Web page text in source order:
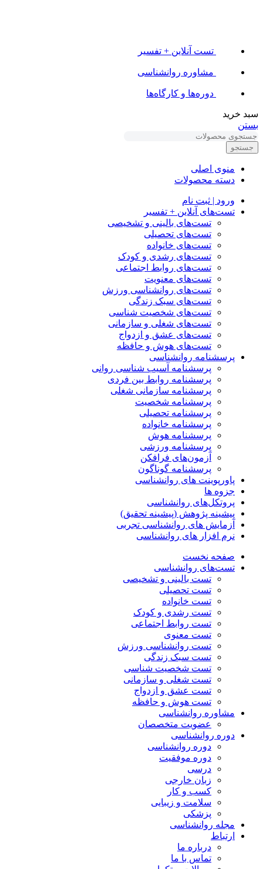
تست آنلاین + تفسیر
مشاوره روانشناسی
دوره‌ها و کارگاه‌ها
سبد خرید
بستن
جستجو
منوی اصلی
دسته محصولات
ورود | ثبت نام
تست‌های آنلاین + تفسیر
تست‌های بالینی و تشخیصی
تست‌های تحصیلی
تست‌های خانواده
تست‌های رشدی و کودک
تست‌های روابط اجتماعی
تست‌های معنویت
تست‌های روانشناسی ورزش
تست‌های سبک زندگی
تست‌های شخصیت شناسی
تست‌های شغلی و سازمانی
تست‌های عشق و ازدواج
تست‌های هوش و حافظه
پرسشنامه روانشناسی
پرسشنامه آسیب شناسی روانی
پرسشنامه روابط بین فردی
پرسشنامه سازمانی شغلی
پرسشنامه شخصیت
پرسشنامه تحصیلی
پرسشنامه خانواده
پرسشنامه هوش
پرسشنامه ورزشی
آزمون‌های فرافکن
پرسشنامه گوناگون
پاورپوینت های روانشناسی
جزوه ها
پروتکل‌های روانشناسی
پیشینه پژوهش (پیشینه تحقیق)
آزمایش های روانشناسی تجربی
نرم افزار های روانشناسی
صفحه نخست
تست‌های روانشناسی
تست بالینی و تشخیصی
تست تحصیلی
تست خانواده
تست رشدی و کودک
تست روابط اجتماعی
تست معنوی
تست روانشناسی ورزش
تست سبک زندگی
تست شخصیت شناسی
تست شغلی و سازمانی
تست عشق و ازدواج
تست هوش و حافظه
مشاوره روانشناسی
عضویت متخصصان
دوره روانشناسی
دوره روانشناسی
دوره موفقیت
درسی
زبان خارجی
کسب و کار
سلامت و زیبایی
پزشکی
مجله روانشناسی
ارتباط
درباره ما
تماس با ما